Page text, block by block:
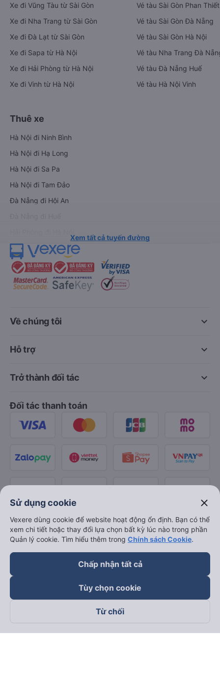
Xe đi Vũng Tàu từ Sài Gòn
Xe đi Nha Trang từ Sài Gòn
Xe đi Đà Lạt từ Sài Gòn
Xe đi Sapa từ Hà Nội
Xe đi Hải Phòng từ Hà Nội
Xe đi Vinh từ Hà Nội
Vé tàu Sài Gòn Phan Thiết
Vé tàu Sài Gòn Đà Nẵng
Vé tàu Sài Gòn Hà Nội
Vé tàu Nha Trang Đà
Vé tàu Đà Nẵng Huế
Vé tàu Hà Nội Vinh
Thuê xe
Hà Nội đi Ninh Bình
Hà Nội đi Hạ Long
Hà Nội đi Sa Pa
Hà Nội đi Tam Đảo
Đà Nẵng đi Hội An
Xem tất cả tuyến đường
keyboard_arrow_down
Về chúng tôi
keyboard_arrow_down
Hỗ trợ
keyboard_arrow_down
Trở thành đối tác
Đối tác thanh toán
Theo dõi chúng tôi trên
Sử dụng cookie close
Vexere dùng cookie để website hoạt động ổn định. Bạn có thể
xem chi tiết hoặc thay đổi lựa chọn bất kỳ lúc nào trong phần
Quản lý cookie. Tìm hiểu thêm trong Chính sách Cookie.
Chấp nhận tất cả
Tùy chọn cookie
Từ chối